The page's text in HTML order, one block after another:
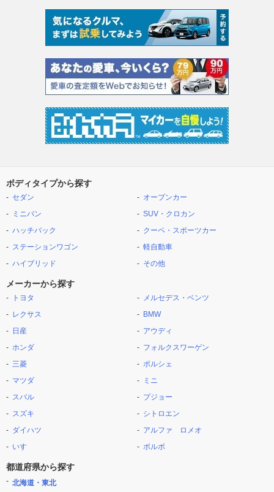
ボディタイプから探す
セダン
ミニバン
ハッチバック
ステーションワゴン
ハイブリッド
オープンカー
SUV・クロカン
クーペ・スポーツカー
軽自動車
その他
メーカーから探す
トヨタ
レクサス
日産
ホンダ
三菱
マツダ
スバル
スズキ
ダイハツ
いすゞ
メルセデス・ベンツ
BMW
アウディ
フォルクスワーゲン
ポルシェ
ミニ
プジョー
シトロエン
アルファ ロメオ
ボルボ
都道府県から探す
北海道・東北